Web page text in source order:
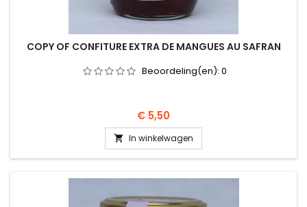
COPY OF CONFITURE EXTRA DE MANGUES AU SAFRAN
Beoordeling(en): 0
Prijs
€ 5,50
 In winkelwagen